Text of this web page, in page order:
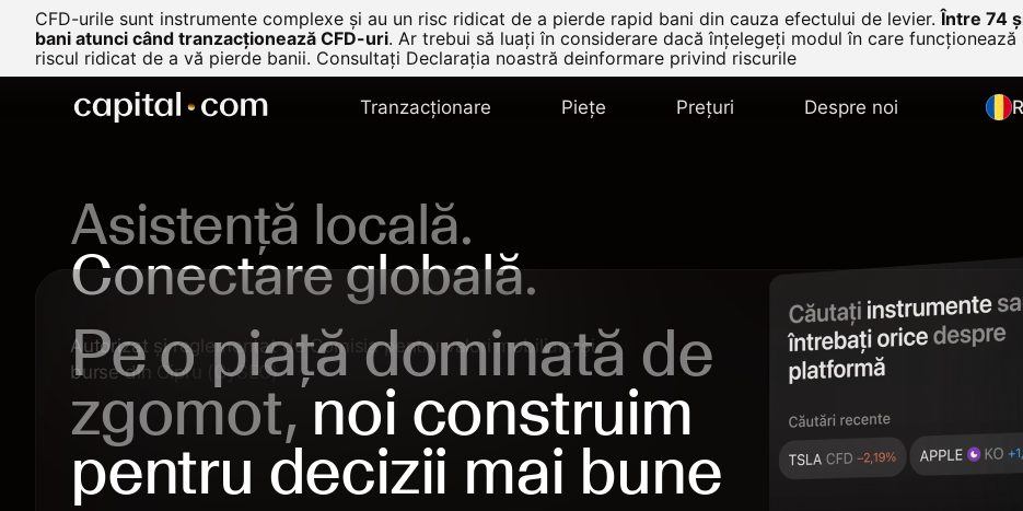
CFD-urile sunt instrumente complexe și au un risc ridicat de a pierde rapid bani din cauza efectului de levier. Între 74
bani atunci când tranzacționează CFD-uri. Ar trebui să luați în considerare dacă înțelegeți modul în care
riscul ridicat de a vă pierde banii. Consultați Declarația noastră deinformare privind riscurile
Tranzacționare Pieţe Prețuri Despre noi
Pe o piață dominată de
zgomot,noi construim
pentru decizii mai bune
Asistență locală.
Conectare globală.
Autorizat și reglementat de Comisia pentru valori mobiliare și
burse din Cipru (CySEC)